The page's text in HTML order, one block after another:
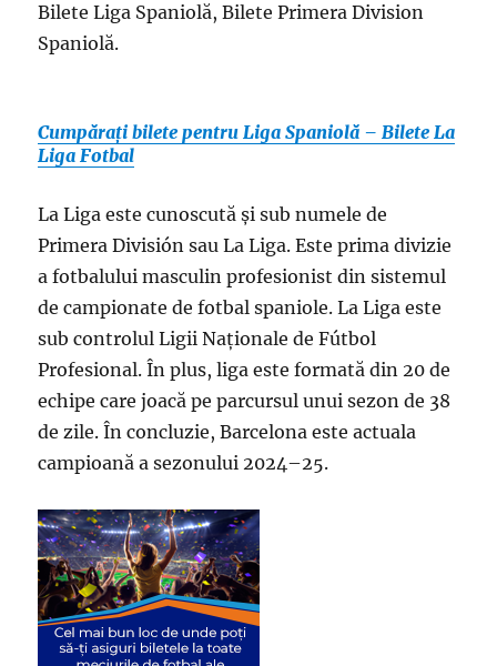
Bilete Liga Spaniolă, Bilete Primera Division
Spaniolă.
Cumpărați bilete pentru Liga Spaniolă – Bilete La
Liga Fotbal
La Liga este cunoscută și sub numele de
Primera División sau La Liga. Este prima divizie
a fotbalului masculin profesionist din sistemul
de campionate de fotbal spaniole. La Liga este
sub controlul Ligii Naționale de Fútbol
Profesional. În plus, liga este formată din 20 de
echipe care joacă pe parcursul unui sezon de 38
de zile. În concluzie, Barcelona este actuala
campioană a sezonului 2024–25.